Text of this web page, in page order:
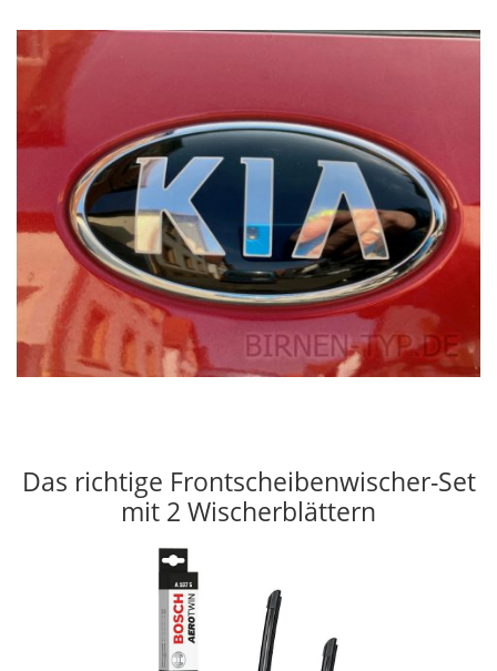
Das richtige Frontscheibenwischer-Set
mit 2 Wischerblättern